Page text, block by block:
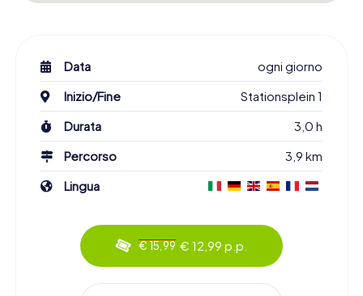
Data
ogni giorno
Inizio/Fine
Stationsplein 1
Durata
3,0 h
Percorso
3,9 km
Lingua
€ 15,99 € 12,99 p.p.